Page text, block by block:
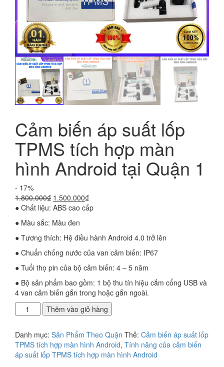
Cảm biến áp suất lốp
TPMS tích hợp màn
hình Android tại Quận 1
- 17%
1.800.000₫ Giá
gốc
1.800.000₫.
1.500.000₫Giá
hiện
1.500.000₫.
● Chất liệu: ABS cao cấp
● Màu sắc: Màu đen
● Tương thích: Hệ điều hành Android 4.0 trở lên
● Chuẩn chống nước của van cảm biến: IP67
● Tuổi thọ pin của bộ cảm biến: 4 – 5 năm
● Bộ sản phẩm bao gồm: 1 bộ thu tín hiệu cắm cổng USB và
4 van cảm biến gắn trong hoặc gắn ngoài.
Cảm
biến
suất
lốp
TPMS
Thêm vào giỏ hàng
Danh mục: Sản Phẩm Theo Quận Thẻ: Cảm biến áp suất lốp
TPMS tích hợp màn hình Android, Tính năng của cảm biến
áp suất lốp TPMS tích hợp màn hình Android